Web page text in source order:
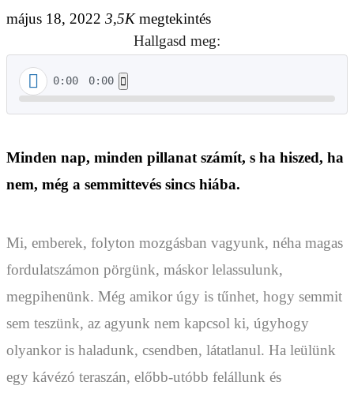
május 18, 2022 3,5Kmegtekintés
Hallgasd meg:
0:00 0:00
Minden nap, minden pillanat számít, s ha hiszed, ha
nem, még a semmittevés sincs hiába.
Mi, emberek, folyton mozgásban vagyunk, néha magas
fordulatszámon pörgünk, máskor lelassulunk,
megpihenünk. Még amikor úgy is tűnhet, hogy semmit
sem teszünk, az agyunk nem kapcsol ki, úgyhogy
olyankor is haladunk, csendben, látatlanul. Ha leülünk
egy kávézó teraszán, előbb-utóbb felállunk és